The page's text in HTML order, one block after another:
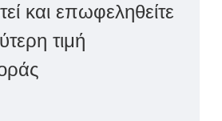
και επωφεληθείτε
τιμή